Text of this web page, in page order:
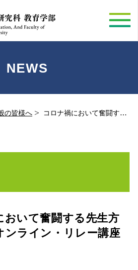
NEWS
の皆様へ コロナ禍において奮闘する先生方のためのオンライン・リレー講座
おいて奮闘する先生方
ンライン・リレー講座